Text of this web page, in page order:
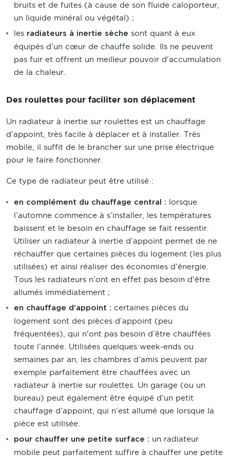
bruits et de fuites (à cause de son fluide caloporteur,
un liquide minéral ou végétal) ;
les radiateurs à inertie sèche sont quant à eux
équipés d’un cœur de chauffe solide. Ils ne peuvent
pas fuir et offrent un meilleur pouvoir d'accumulation
de la chaleur.
Des roulettes pour faciliter son déplacement
Un radiateur à inertie sur roulettes est un chauffage
d’appoint, très facile à déplacer et à installer. Très
mobile, il suffit de le brancher sur une prise électrique
pour le faire fonctionner.
Ce type de radiateur peut être utilisé :
en complément du chauffage central : lorsque
l’automne commence à s’installer, les températures
baissent et le besoin en chauffage se fait ressentir.
Utiliser un radiateur à inertie d’appoint permet de ne
réchauffer que certaines pièces du logement (les plus
utilisées) et ainsi réaliser des économies d’énergie.
Tous les radiateurs n’ont en effet pas besoin d'être
allumés immédiatement ;
en chauffage d'appoint : certaines pièces du
logement sont des pièces d’appoint (peu
fréquentées), qui n'ont pas besoin d’être chauffées
toute l’année. Utilisées quelques week-ends ou
semaines par an, les chambres d’amis peuvent par
exemple parfaitement être chauffées avec un
radiateur à inertie sur roulettes. Un garage (ou un
bureau) peut également être équipé d’un petit
chauffage d’appoint, qui n’est allumé que lorsque la
pièce est utilisée.
pour chauffer une petite surface : un radiateur
mobile peut parfaitement suffire à chauffer une petite